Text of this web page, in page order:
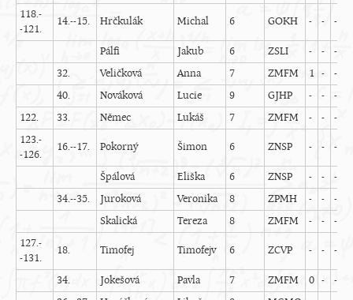
118.-
-121.
14.--15. Hrčkulák Michal 6 GOKH - - -
Pálfi Jakub 6 ZSLI - - -
32.
Veličková Anna 7 ZMFM 1 - -
40.
Nováková Lucie 9 GJHP - - -
122.
33. Němec Lukáš 7 ZMFM - - -
123.-
-126.
16.--17. Pokorný Šimon 6 ZNSP - - -
Špálová Eliška 6 ZNSP - - -
34.--35.
Juroková Veronika 8 ZPMH - - -
Skalická
Tereza 8 ZMFM - - -
127.-
-131.
18. Timofej Timofejv 6 ZCVP - - -
34. Jokešová Pavla 7 ZMFM 0 - -